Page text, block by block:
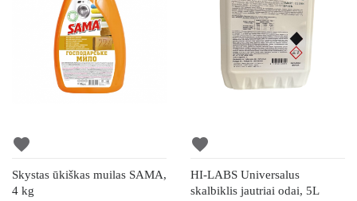
favorite
Skystas ūkiškas muilas SAMA,
4 kg
favorite
HI-LABS Universalus
skalbiklis jautriai odai, 5L